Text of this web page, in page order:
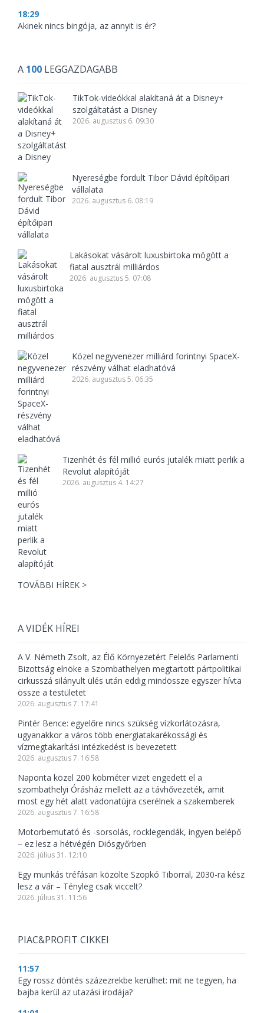
18:29
Akinek nincs bingója, az annyit is ér?
A 100 LEGGAZDAGABB
TikTok-videókkal alakítaná át a Disney+
szolgáltatást a Disney
2026. augusztus 6. 09:30
Nyereségbe fordult Tibor Dávid építőipari
vállalata
2026. augusztus 6. 08:19
Lakásokat vásárolt luxusbirtoka mögött a
fiatal ausztrál milliárdos
2026. augusztus 5. 07:08
Közel negyvenezer milliárd forintnyi SpaceX-
részvény válhat eladhatóvá
2026. augusztus 5. 06:35
Tizenhét és fél millió eurós jutalék miatt perlik a
Revolut alapítóját
2026. augusztus 4. 14:27
TOVÁBBI HÍREK >
A VIDÉK HÍREI
A V. Németh Zsolt, az Élő Környezetért Felelős Parlamenti
Bizottság elnöke a Szombathelyen megtartott pártpolitikai
cirkusszá silányult ülés után eddig mindössze egyszer hívta
össze a testületet
2026. augusztus 7. 17:41
Pintér Bence: egyelőre nincs szükség vízkorlátozásra,
ugyanakkor a város több energiatakarékossági és
vízmegtakarítási intézkedést is bevezetett
2026. augusztus 7. 16:58
Naponta közel 200 köbméter vizet engedett el a
szombathelyi Órásház mellett az a távhővezeték, amit
most egy hét alatt vadonatújra cserélnek a szakemberek
2026. augusztus 7. 16:58
Motorbemutató és -sorsolás, rocklegendák, ingyen belépő
– ez lesz a hétvégén Diósgyőrben
2026. július 31. 12:10
Egy munkás tréfásan közölte Szopkó Tiborral, 2030-ra kész
lesz a vár – Tényleg csak viccelt?
2026. július 31. 11:56
PIAC&PROFIT CIKKEI
11:57
Egy rossz döntés százezrekbe kerülhet: mit ne tegyen, ha
bajba kerül az utazási irodája?